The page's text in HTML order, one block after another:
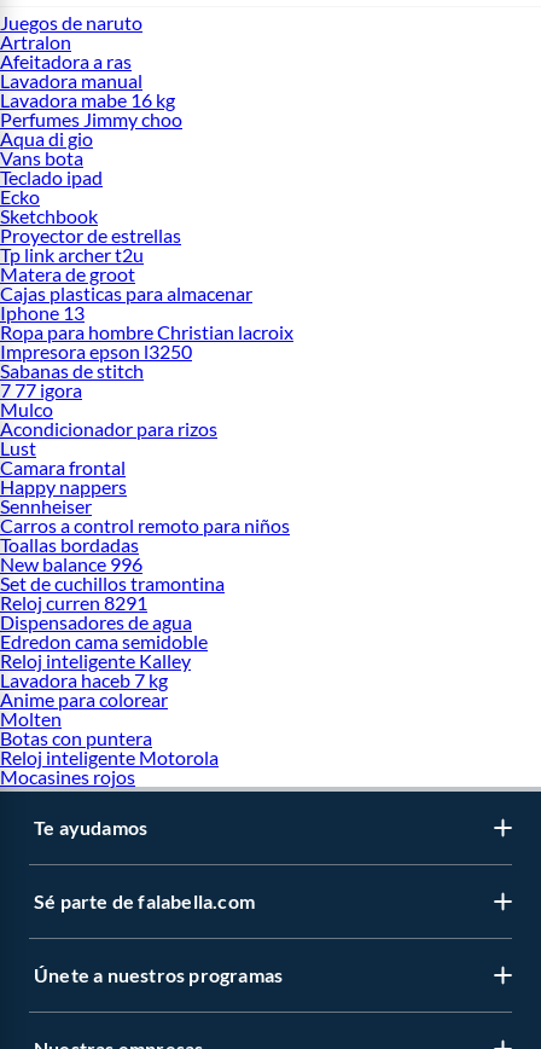
Juegos de naruto
Artralon
Afeitadora a ras
Lavadora manual
Lavadora mabe 16 kg
Perfumes Jimmy choo
Aqua di gio
Vans bota
Teclado ipad
Ecko
Sketchbook
Proyector de estrellas
Tp link archer t2u
Matera de groot
Cajas plasticas para almacenar
Iphone 13
Ropa para hombre Christian lacroix
Impresora epson l3250
Sabanas de stitch
7 77 igora
Mulco
Acondicionador para rizos
Lust
Camara frontal
Happy nappers
Sennheiser
Carros a control remoto para niños
Toallas bordadas
New balance 996
Set de cuchillos tramontina
Reloj curren 8291
Dispensadores de agua
Edredon cama semidoble
Reloj inteligente Kalley
Lavadora haceb 7 kg
Anime para colorear
Molten
Botas con puntera
Reloj inteligente Motorola
Mocasines rojos
Te ayudamos
Sé parte de falabella.com
Únete a nuestros programas